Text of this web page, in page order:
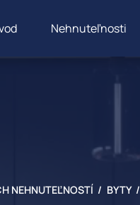
Nehnuteľnosti
NEHNUTEĽNOSTÍ / BYTY /